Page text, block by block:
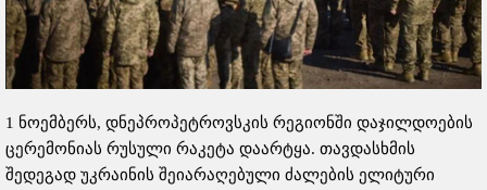
1 ნოემბერს, დნეპროპეტროვსკის რეგიონში დაჯილდოების
ცერემონიას რუსული რაკეტა დაარტყა. თავდასხმის
შედეგად უკრაინის შეიარაღებული ძალების ელიტური